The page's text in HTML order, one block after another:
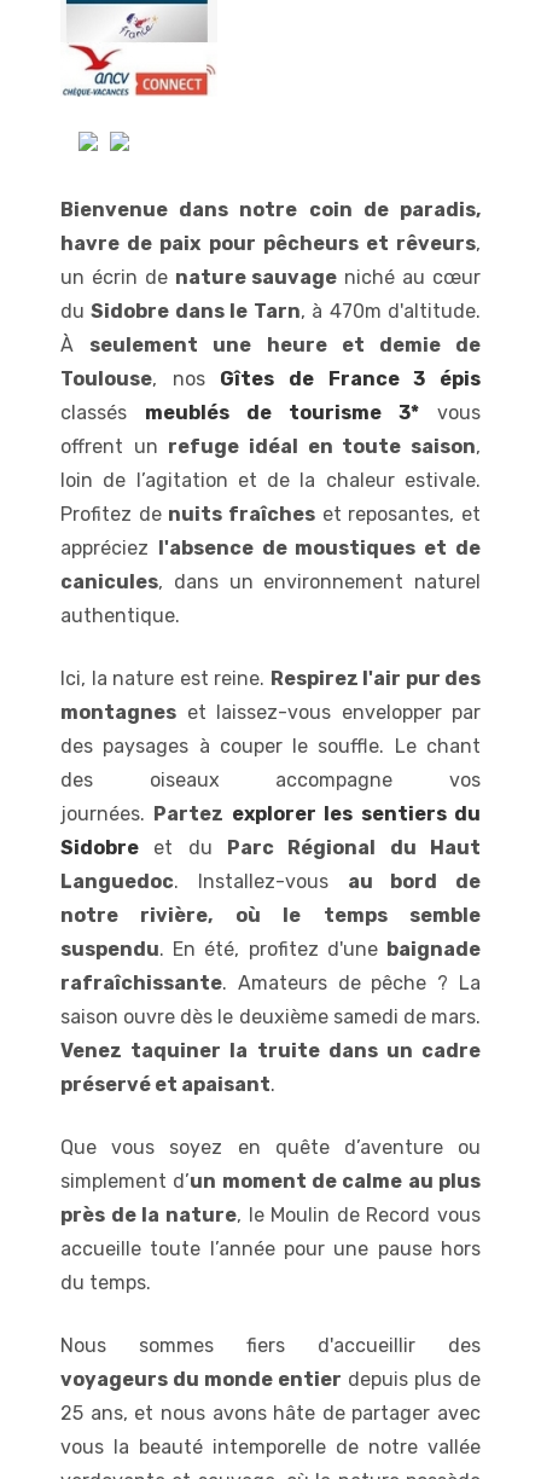
Bienvenue dans notre coin de paradis,
havre de paix pour pêcheurs et rêveurs,
un écrin de nature sauvage niché au cœur
duSidobre dans le Tarn, à 470m d'altitude.
À seulement une heure et demie de
Toulouse, nos Gîtes de France 3 épis
classés meublés de tourisme 3* vous
offrent un refuge idéal en toute saison,
loin de l’agitation et de la chaleur estivale.
Profitez de nuits fraîches et reposantes, et
appréciez l'absence de moustiques et de
canicules, dans un environnement naturel
authentique.
Ici, la nature est reine. Respirez l'air pur des
montagnes et laissez-vous envelopper par
des paysages à couper le souffle. Le chant
des oiseaux accompagne vos
journées. Partez explorer les sentiers du
Sidobre et du Parc Régional du Haut
Languedoc. Installez-vous au bord de
notre rivière, où le temps semble
suspendu. En été, profitez d'une baignade
rafraîchissante. Amateurs de pêche ? La
saison ouvre dès le deuxième samedi de mars.
Venez taquiner la truite dans un cadre
préservé et apaisant.
Que vous soyez en quête d’aventure ou
simplement d’un moment de calme au plus
près de la nature, le Moulin de Record vous
accueille toute l’année pour une pause hors
du temps.
Nous sommes fiers d'accueillir des
voyageurs du monde entier depuis plus de
25 ans, et nous avons hâte de partager avec
vous la beauté intemporelle de notre vallée